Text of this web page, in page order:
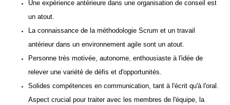
Une expérience antérieure dans une organisation de conseil est
un atout.
La connaissance de la méthodologie Scrum et un travail
antérieur dans un environnement agile sont un atout.
Personne très motivée, autonome, enthousiaste à l'idée de
relever une variété de défis et d'opportunités.
Solides compétences en communication, tant à l'écrit qu'à l'oral.
Aspect crucial pour traiter avec les membres de l'équipe, la